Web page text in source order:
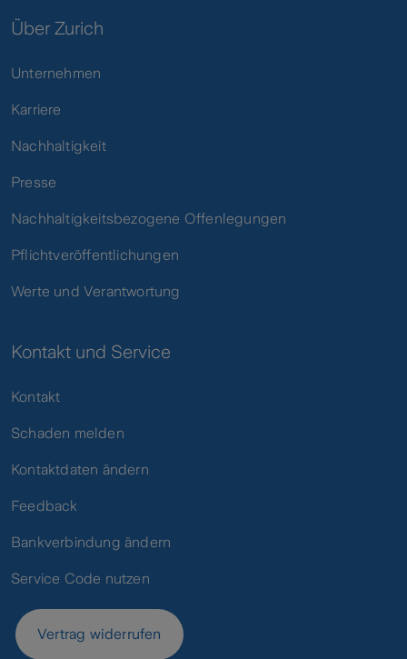
Über Zurich
Unternehmen
Karriere
Nachhaltigkeit
Presse
Nachhaltigkeitsbezogene Offenlegungen
Pflichtveröffentlichungen
Werte und Verantwortung
Kontakt und Service
Kontakt
Schaden melden
Kontaktdaten ändern
Feedback
Bankverbindung ändern
Service Code nutzen
Vertrag widerrufen